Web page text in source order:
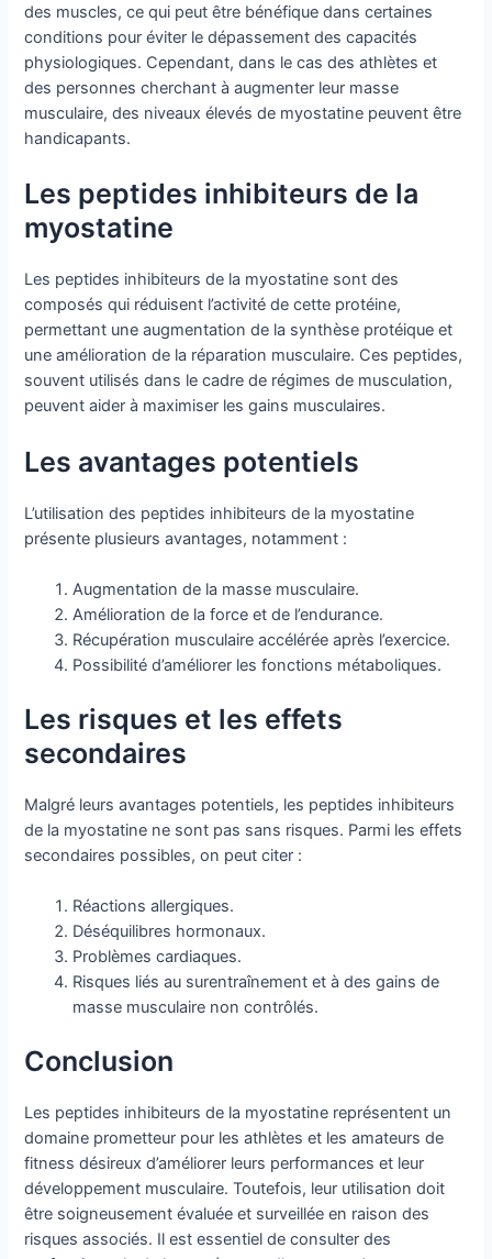
des muscles, ce qui peut être bénéfique dans certaines
conditions pour éviter le dépassement des capacités
physiologiques. Cependant, dans le cas des athlètes et
des personnes cherchant à augmenter leur masse
musculaire, des niveaux élevés de myostatine peuvent être
handicapants.
Les peptides inhibiteurs de la
myostatine
Les peptides inhibiteurs de la myostatine sont des
composés qui réduisent l’activité de cette protéine,
permettant une augmentation de la synthèse protéique et
une amélioration de la réparation musculaire. Ces peptides,
souvent utilisés dans le cadre de régimes de musculation,
peuvent aider à maximiser les gains musculaires.
Les avantages potentiels
L’utilisation des peptides inhibiteurs de la myostatine
présente plusieurs avantages, notamment :
Augmentation de la masse musculaire.
Amélioration de la force et de l’endurance.
Récupération musculaire accélérée après l’exercice.
Possibilité d’améliorer les fonctions métaboliques.
Les risques et les effets
secondaires
Malgré leurs avantages potentiels, les peptides inhibiteurs
de la myostatine ne sont pas sans risques. Parmi les effets
secondaires possibles, on peut citer :
Réactions allergiques.
Déséquilibres hormonaux.
Problèmes cardiaques.
Risques liés au surentraînement et à des gains de
masse musculaire non contrôlés.
Conclusion
Les peptides inhibiteurs de la myostatine représentent un
domaine prometteur pour les athlètes et les amateurs de
fitness désireux d’améliorer leurs performances et leur
développement musculaire. Toutefois, leur utilisation doit
être soigneusement évaluée et surveillée en raison des
risques associés. Il est essentiel de consulter des